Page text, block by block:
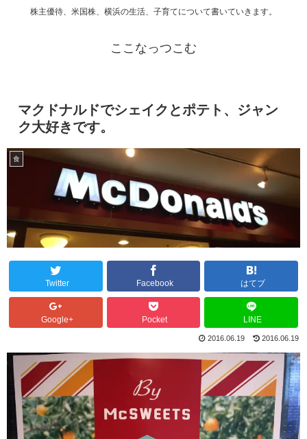
株主優待、米国株、横浜の生活、子育てについて書いていきます。
ここなっつこむ
マクドナルドでシェイクとポテト、ジャン
ク大好きです。
食
Twitter Facebook はてブ
Google+ Pocket LINE
2016.06.19 2016.06.19